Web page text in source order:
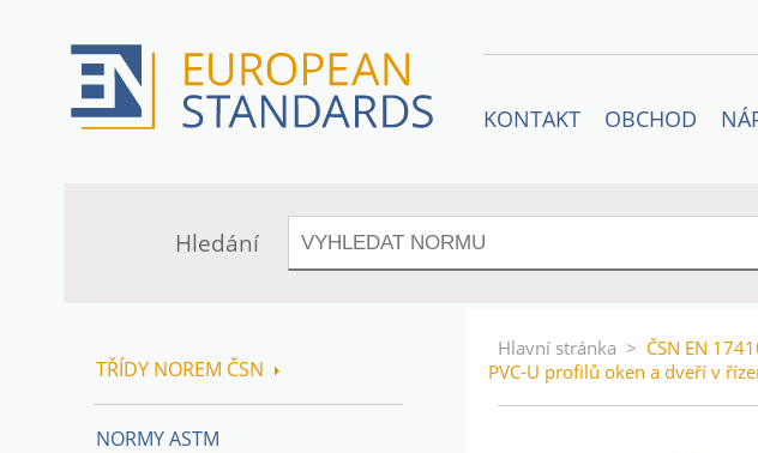
KONTAKT OBCHOD
Hledání
Hlavní stránka > ČSN EN
PVC-U profilů oken a dveří v
TŘÍDY NOREM ČSN
NORMY ASTM